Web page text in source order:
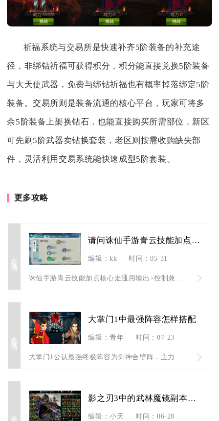
祈福系统与交易所是快速补齐5阶装备的补充途
径，非绑钻祈福可获得积分，积分能直接兑换5阶装备
与大天使武器，免费与绑钻祈福也有概率掉落绑定5阶
装备。交易所则是装备流通的核心平台，玩家可将多
余5阶装备上架换钻石，也能直接购买所需部位，新区
可先刷5阶武器卖钻换套装，老区则按需收购缺失部
件，灵活利用交易系统能快速成型5阶套装。
更多攻略
请问诛仙手游青云技能加点怎样
编辑：kk 时间：05-31
诛仙手游青云技能加点核心走通用输出+控制兼顾路线，一重玉清点...
查看详情
大掌门1中最强阵容怎样搭配
编辑：青年 时间：07-23
大掌门1公认最强终极阵容为剑神合璧阵，主力弟子包含独孤求败、...
查看详情
影之刃3中的武林魔镜副本是否有特殊要求
编辑：小天 时间：06-28